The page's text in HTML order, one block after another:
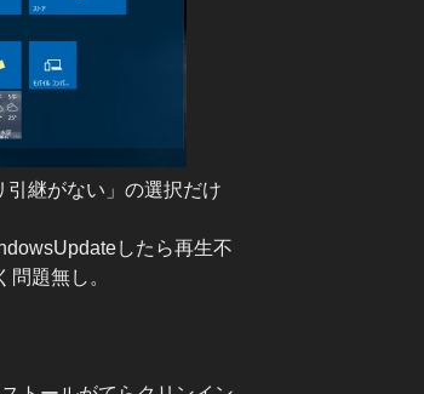
継がない」の選択だけ
したら再生不
題無し。